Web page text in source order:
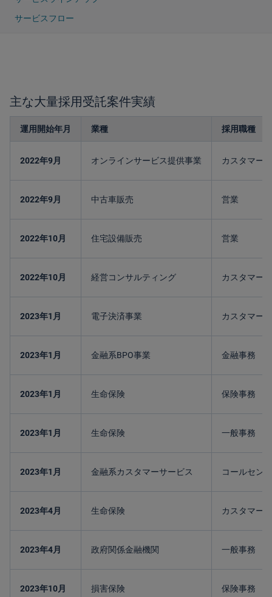
サービスフロー
主な大量採用受託案件実績
運用開始年月 業種 採用職種
2022年9月 オンラインサービス提供事業 カスタマー
2022年9月 中古車販売 営業
2022年10月 住宅設備販売 営業
2022年10月 経営コンサルティング カスタマー
2023年1月 電子決済事業 カスタマー
2023年1月 金融系BPO事業 金融事務
2023年1月 生命保険 保険事務
2023年1月 生命保険 一般事務
2023年1月 金融系カスタマーサービス コールセン
2023年4月 生命保険 カスタマー
2023年4月 政府関係金融機関 一般事務
2023年10月 損害保険 保険事務